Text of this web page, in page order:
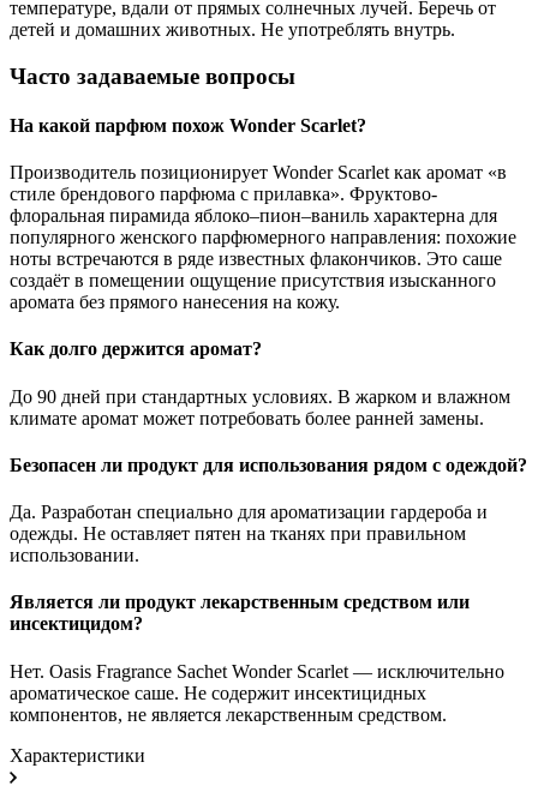
температуре, вдали от прямых солнечных лучей. Беречь от
детей и домашних животных. Не употреблять внутрь.
Часто задаваемые вопросы
На какой парфюм похож Wonder Scarlet?
Производитель позиционирует Wonder Scarlet как аромат «в
стиле брендового парфюма с прилавка». Фруктово-
флоральная пирамида яблоко–пион–ваниль характерна для
популярного женского парфюмерного направления: похожие
ноты встречаются в ряде известных флакончиков. Это саше
создаёт в помещении ощущение присутствия изысканного
аромата без прямого нанесения на кожу.
Как долго держится аромат?
До 90 дней при стандартных условиях. В жарком и влажном
климате аромат может потребовать более ранней замены.
Безопасен ли продукт для использования рядом с одеждой?
Да. Разработан специально для ароматизации гардероба и
одежды. Не оставляет пятен на тканях при правильном
использовании.
Является ли продукт лекарственным средством или
инсектицидом?
Нет. Oasis Fragrance Sachet Wonder Scarlet — исключительно
ароматическое саше. Не содержит инсектицидных
компонентов, не является лекарственным средством.
Характеристики